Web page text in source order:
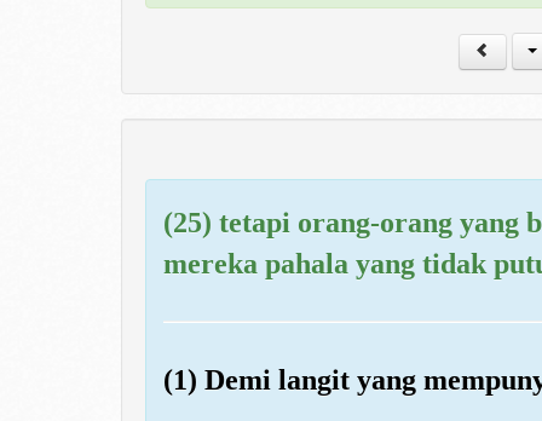
(25) tetapi orang-orang yang
mereka pahala yang tidak
(1) Demi langit yang